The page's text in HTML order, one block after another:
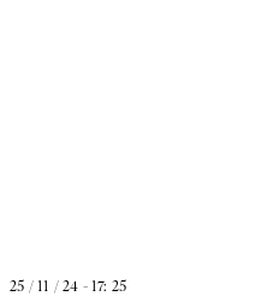
25 / 11 / 24 - 17: 25